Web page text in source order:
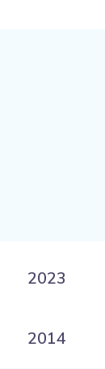
2023
2014